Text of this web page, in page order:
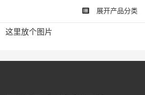
展开产品分类
这里放个图片